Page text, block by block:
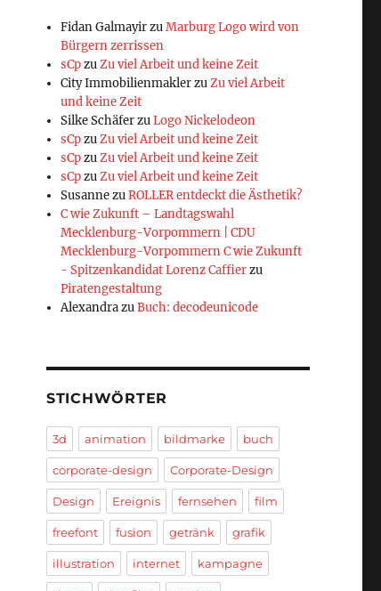
Fidan GalmayirzuMarburg Logo wird von
Bürgern zerrissen
sCpzuZu viel Arbeit und keine Zeit
City ImmobilienmaklerzuZu viel Arbeit
und keine Zeit
Silke SchäferzuLogo Nickelodeon
sCpzuZu viel Arbeit und keine Zeit
sCpzuZu viel Arbeit und keine Zeit
sCpzuZu viel Arbeit und keine Zeit
SusannezuROLLER entdeckt die Ästhetik?
C wie Zukunft – Landtagswahl
Mecklenburg-Vorpommern | CDU
Mecklenburg-Vorpommern C wie Zukunft
- Spitzenkandidat Lorenz Caffierzu
Piratengestaltung
AlexandrazuBuch: decodeunicode
STICHWÖRTER
3d animation bildmarke buch
corporate-design Corporate-Design
Design Ereignis fernsehen film
freefont fusion getränk grafik
illustration internet kampagne